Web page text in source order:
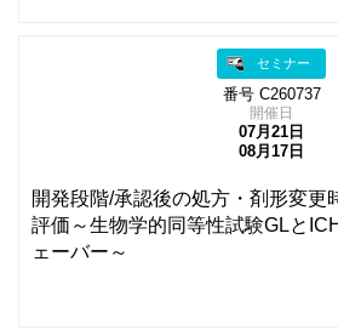
セミナー
番号 C260737
開催日
07月21日
08月17日
開発段階/承認後の処方・剤形変更
評価～生物学的同等性試験GLと
ェーバー～